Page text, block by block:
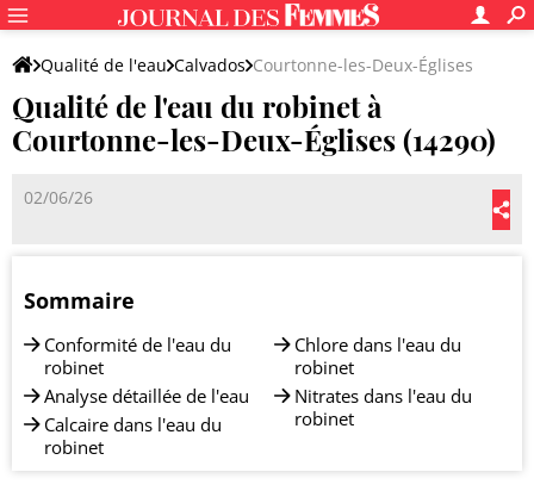
Qualité de l'eau Calvados Courtonne-les-Deux-Églises
Qualité de l'eau du robinet à
Courtonne-les-Deux-Églises (14290)
02/06/26
Sommaire
Conformité de l'eau du
robinet
Analyse détaillée de l'eau
Calcaire dans l'eau du
robinet
Chlore dans l'eau du
robinet
Nitrates dans l'eau du
robinet